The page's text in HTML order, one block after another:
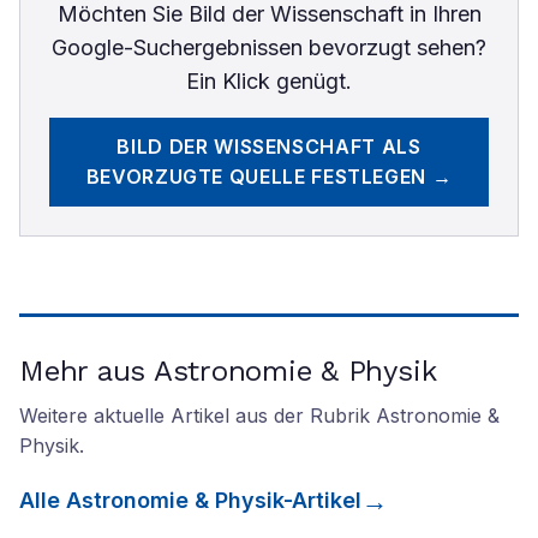
Möchten Sie Bild der Wissenschaftin Ihren
Google-Suchergebnissen bevorzugt sehen?
Ein Klick genügt.
BILD DER WISSENSCHAFT ALS
BEVORZUGTE QUELLE FESTLEGEN →
Mehr aus Astronomie & Physik
Weitere aktuelle Artikel aus der Rubrik Astronomie &
Physik.
Alle Astronomie & Physik-Artikel